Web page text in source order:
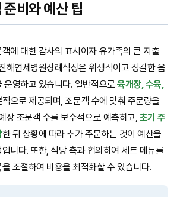
비와 예산 팁
에 대한 감사의 표시이자 유가족의 큰 지출
해연세병원장례식장은 위생적이고 정갈한 음
운영하고 있습니다. 일반적으로육개장, 수육,
적으로 제공되며, 조문객 수에 맞춰 주문량을
상 조문객 수를 보수적으로 예측하고, 초기 주
한 뒤 상황에 따라 추가 주문하는 것이 예산을
니다. 또한, 식당 측과 협의하여 세트 메뉴를
조절하여 비용을 최적화할 수 있습니다.